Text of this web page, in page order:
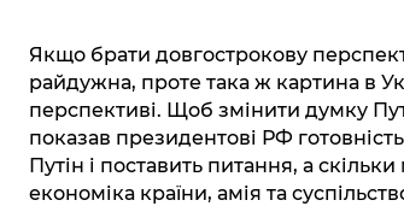
Якщо брати довгострокову
райдужна, проте така ж картина в
перспективі. Щоб змінити думку
показав президентові РФ
Путін і поставить питання, а
економіка країни, амія та